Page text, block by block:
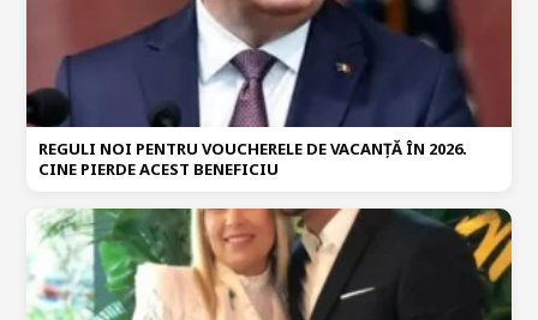
REGULI NOI PENTRU VOUCHERELE DE VACANȚĂ ÎN 2026.
CINE PIERDE ACEST BENEFICIU